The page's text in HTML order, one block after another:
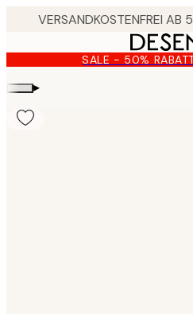
content.
SALE - 50%
▸